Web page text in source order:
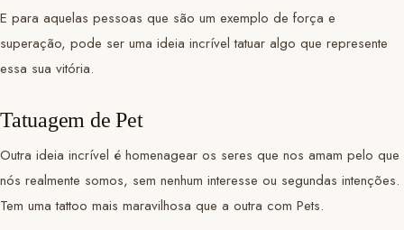
E para aquelas pessoas que são um exemplo de força e
superação, pode ser uma ideia incrível tatuar algo que represente
essa sua vitória.
Tatuagem de Pet
Outra ideia incrível é homenagear os seres que nos amam pelo que
nós realmente somos, sem nenhum interesse ou segundas intenções.
Tem uma tattoo mais maravilhosa que a outra com Pets.